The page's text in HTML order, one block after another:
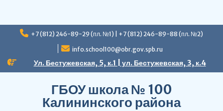
Перейти
+7 (812) 246-89-29 (пл. №1) | +7 (812) 246-89-88 (пл. №2)
info.school100@obr.gov.spb.ru
Ул. Бестужевская, 5, к.1 | ул. Бестужевская, 3, к.4
ГБОУ школа № 100
Калининского района